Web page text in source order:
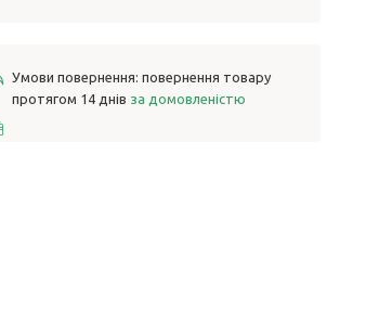
повернення товару
протягом 14 днів за домовленістю